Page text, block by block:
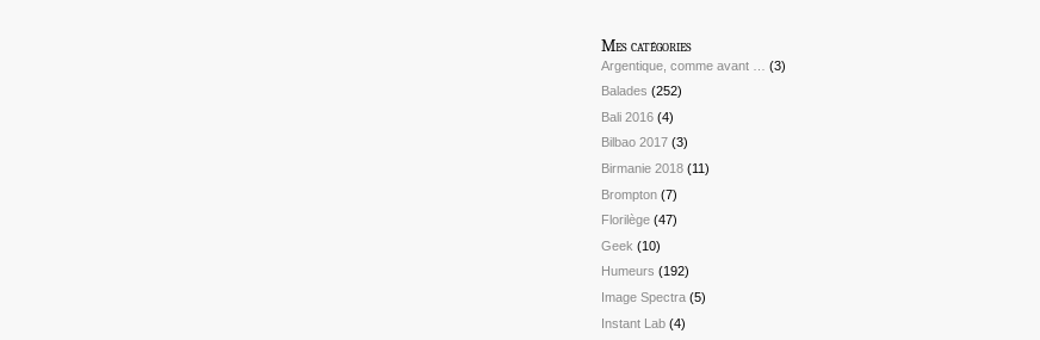
Mes catégories
Argentique, comme avant …
(3)
Balades (252)
Bali 2016 (4)
Bilbao 2017 (3)
Birmanie 2018 (11)
Brompton (7)
Florilège (47)
Geek (10)
Humeurs (192)
Image Spectra (5)
Instant Lab (4)